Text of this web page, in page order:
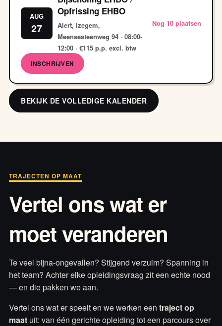
AUG
27
Opfrissing EHBO
Alert, Izegem,
Meensesteenweg 94 · 08:00-
12:00 · €115 p.p. excl. btw
Nog 10 plaatsen
INSCHRIJVEN
BEKIJK DE VOLLEDIGE KALENDER
TRAJECTEN OP MAAT
Vertel ons wat er
moet veranderen
Te veel bijna-ongevallen? Stijgend verzuim? Spanning in
het team? Achter elke opleidingsvraag zit een echte nood
— en die pakken we aan.
Vertel ons wat er speelt en we werken een traject op
maat uit: van één gerichte opleiding tot een parcours over